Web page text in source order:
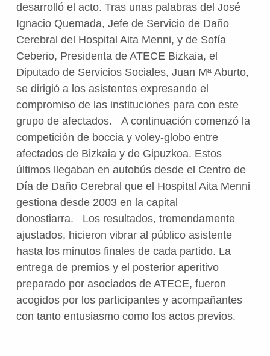
desarrolló el acto. Tras unas palabras del José
Ignacio Quemada, Jefe de Servicio de Daño
Cerebral del Hospital Aita Menni, y de Sofía
Ceberio, Presidenta de ATECE Bizkaia, el
Diputado de Servicios Sociales, Juan Mª Aburto,
se dirigió a los asistentes expresando el
compromiso de las instituciones para con este
grupo de afectados. A continuación comenzó la
competición de boccia y voley-globo entre
afectados de Bizkaia y de Gipuzkoa. Estos
últimos llegaban en autobús desde el Centro de
Día de Daño Cerebral que el Hospital Aita Menni
gestiona desde 2003 en la capital
donostiarra. Los resultados, tremendamente
ajustados, hicieron vibrar al público asistente
hasta los minutos finales de cada partido. La
entrega de premios y el posterior aperitivo
preparado por asociados de ATECE, fueron
acogidos por los participantes y acompañantes
con tanto entusiasmo como los actos previos.